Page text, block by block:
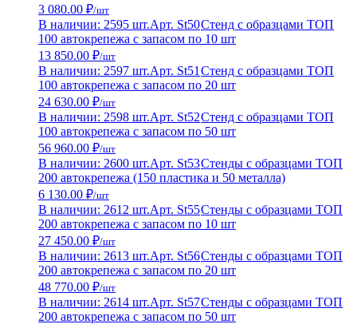
3 080.00 ₽/шт
В наличии: 2595 шт.Арт. St50Стенд с образцами ТОП
100 автокрепежа с запасом по 10 шт
13 850.00 ₽/шт
В наличии: 2597 шт.Арт. St51 Стенд с образцами ТОП
100 автокрепежа с запасом по 20 шт
24 630.00 ₽/шт
В наличии: 2598 шт.Арт. St52Стенд с образцами ТОП
100 автокрепежа с запасом по 50 шт
56 960.00 ₽/шт
В наличии: 2600 шт.Арт. St53Стенды с образцами ТОП
200 автокрепежа (150 пластика и 50 металла)
6 130.00 ₽/шт
В наличии: 2612 шт.Арт. St55Стенды с образцами ТОП
200 автокрепежа с запасом по 10 шт
27 450.00 ₽/шт
В наличии: 2613 шт.Арт. St56Стенды с образцами ТОП
200 автокрепежа с запасом по 20 шт
48 770.00 ₽/шт
В наличии: 2614 шт.Арт. St57Стенды с образцами ТОП
200 автокрепежа с запасом по 50 шт